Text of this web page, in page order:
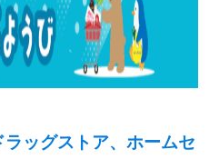
ッグストア、ホームセ